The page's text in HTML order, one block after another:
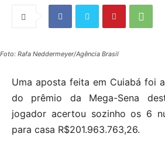
Foto: Rafa Neddermeyer/Agência Brasil
Uma aposta feita em Cuiabá foi
do prêmio da Mega-Sena
jogador acertou sozinho os 6
para casa R$201.963.763,26.